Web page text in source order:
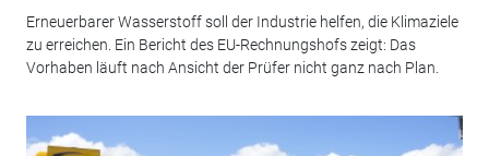
Erneuerbarer Wasserstoff soll der Industrie helfen, die Klimaziele
zu erreichen. Ein Bericht des EU-Rechnungshofs zeigt: Das
Vorhaben läuft nach Ansicht der Prüfer nicht ganz nach Plan.